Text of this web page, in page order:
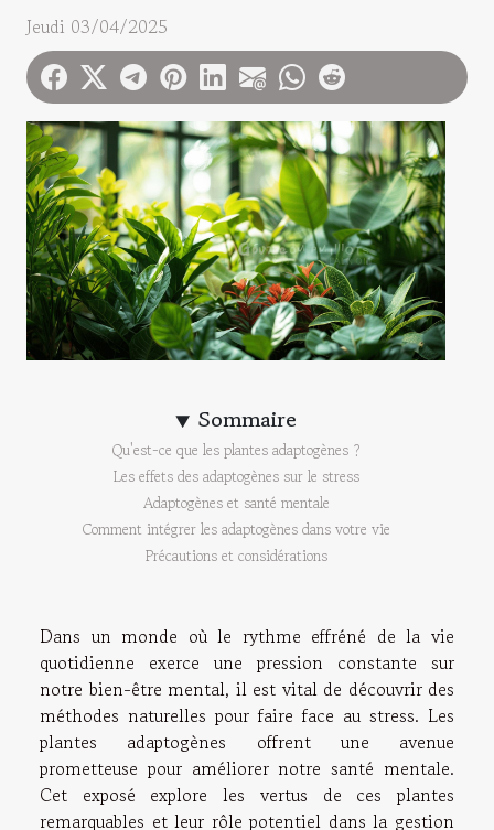
Jeudi 03/04/2025
Sommaire
Qu'est-ce que les plantes adaptogènes ?
Les effets des adaptogènes sur le stress
Adaptogènes et santé mentale
Comment intégrer les adaptogènes dans votre vie
Précautions et considérations
Dans un monde où le rythme effréné de la vie
quotidienne exerce une pression constante sur
notre bien-être mental, il est vital de découvrir des
méthodes naturelles pour faire face au stress. Les
plantes adaptogènes offrent une avenue
prometteuse pour améliorer notre santé mentale.
Cet exposé explore les vertus de ces plantes
remarquables et leur rôle potentiel dans la gestion